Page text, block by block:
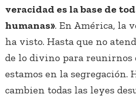
veracidad es la base de
humanas». En América, la
ha visto. Hasta que no
de lo divino para reunirnos
estamos en la segregación.
cambien todas las leyes